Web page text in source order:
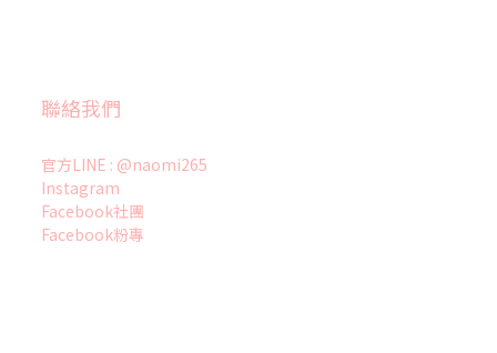
聯絡我們
官方LINE : @naomi265
Instagram
Facebook社團
Facebook粉專